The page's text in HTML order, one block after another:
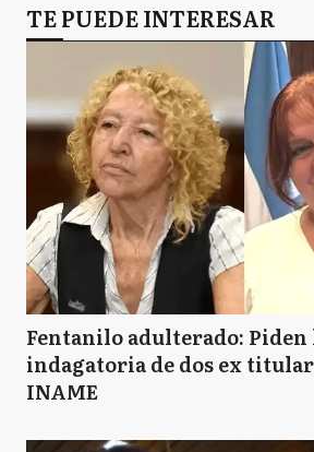
TE PUEDE INTERESAR
Fentanilo adulterado: Piden
indagatoria de dos ex
INAME